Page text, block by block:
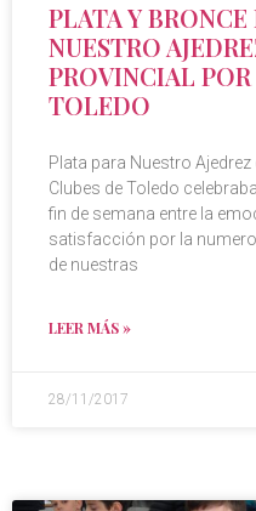
PLATA Y
NUESTRO
PROVINCIAL
TOLEDO
Plata para Nuestro
Clubes de Toledo
fin de semana entre la
satisfacción por la
de nuestras
LEER MÁS »
28/11/2017